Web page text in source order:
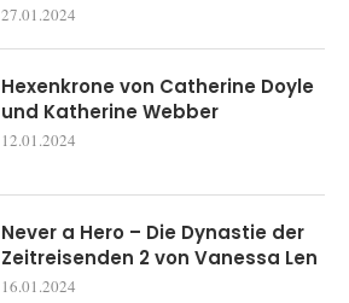
27.01.2024
Hexenkrone von Catherine Doyle
und Katherine Webber
12.01.2024
Never a Hero – Die Dynastie der
Zeitreisenden 2 von Vanessa Len
16.01.2024